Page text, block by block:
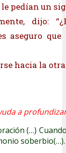
pedían un
dijo:
aseguro
hacia la
a
(…)
soberbio(…).